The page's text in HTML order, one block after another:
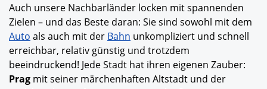
Auch unsere Nachbarländer locken mit spannenden
Zielen – und das Beste daran: Sie sind sowohl mit dem
Auto als auch mit der Bahn unkompliziert und schnell
erreichbar, relativ günstig und trotzdem
beeindruckend! Jede Stadt hat ihren eigenen Zauber:
Prag mit seiner märchenhaften Altstadt und der